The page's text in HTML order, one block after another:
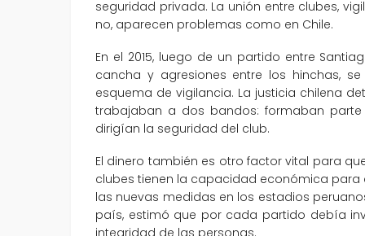
seguridad privada. La unión entre clubes,
no, aparecen problemas como en Chile.
En el 2015, luego de un partido entre
cancha y agresiones entre los hinchas,
esquema de vigilancia. La justicia chilena
trabajaban a dos bandos: formaban
dirigían la seguridad del club.
El dinero también es otro factor vital para
clubes tienen la capacidad económica para
las nuevas medidas en los estadios
país, estimó que por cada partido debía
integridad de las personas.